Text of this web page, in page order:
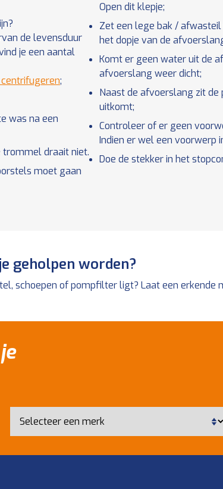
de levensduur
je een aantal
;
was na een
trommel draait niet.
moet gaan
Open dit klepje;
Zet een lege bak /
het dopje van de
Komt er geen water uit de
afvoerslang weer dicht;
Naast de afvoerslang zit
uitkomt;
Controleer of er geen
Indien er wel een voorwerp
Doe de stekker in het
geholpen worden?
schoepen of pompfilter ligt? Laat een erkende